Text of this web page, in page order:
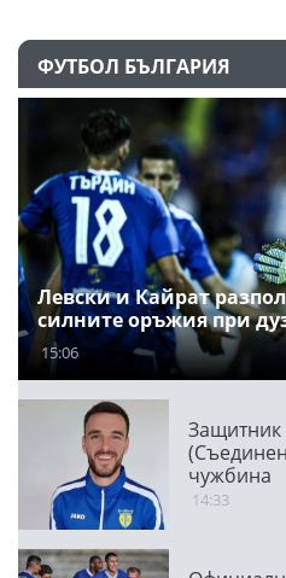
ФУТБОЛ БЪЛГАРИЯ
Левски и Кайрат
силните оръжия при
15:06
Защитник
чужбина
14:33